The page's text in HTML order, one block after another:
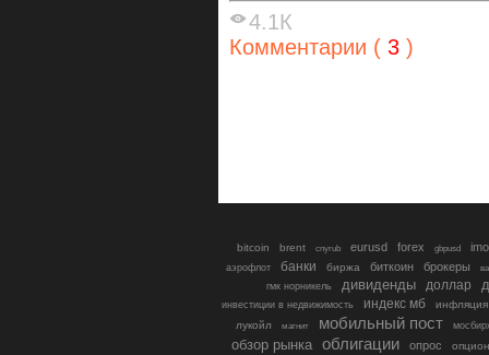
4.1К
Комментарии ( 3 )
bitcoin brent cnyrub eurusd forex gbpusd
аэрофлот банки биржа биткоин брокеры
гмк норникель
дивиденды доллар
инвестиции в недвижимость индекс мб
инфляция
лукойл
магнит мобильный пост
обзор рынка облигации опрос